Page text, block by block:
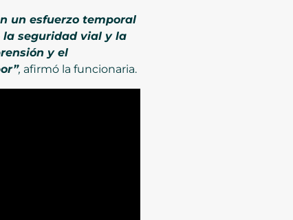
un esfuerzo temporal
seguridad vial y la
y el
, afirmó la funcionaria.